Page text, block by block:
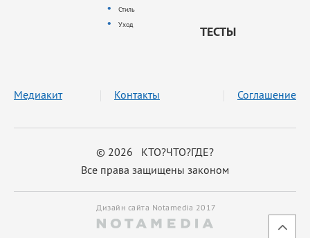
Стиль
Уход
ТЕСТЫ
© 2026 КТО?ЧТО?ГДЕ?
Все права защищены законом
Медиакит Контакты Соглашение
Дизайн сайта Notamedia 2017